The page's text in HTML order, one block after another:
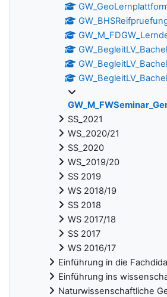
SS_2021
WS_2020/21
SS_2020
WS_2019/20
SS 2019
WS 2018/19
SS 2018
WS 2017/18
SS 2017
WS 2016/17
Einführung in die
Einführung ins
Naturwissenschaftliche